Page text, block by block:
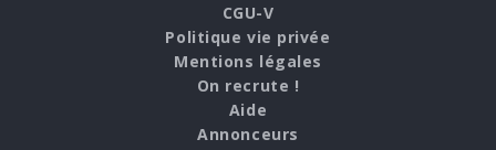
CGU-V
Politique vie privée
Mentions légales
On recrute !
Aide
Annonceurs